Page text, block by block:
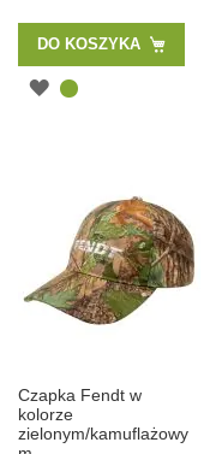
DO KOSZYKA
Czapka Fendt w
kolorze
zielonym/kamuflażowy